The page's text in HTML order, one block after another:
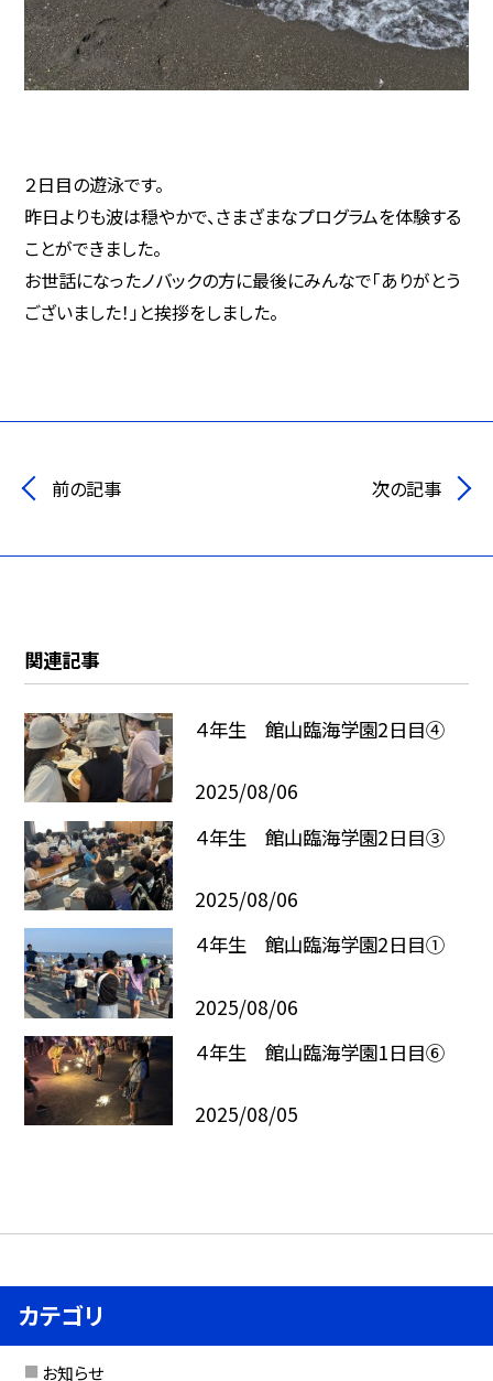
２日目の遊泳です。
昨日よりも波は穏やかで、さまざまなプログラムを体験する
ことができました。
お世話になったノバックの方に最後にみんなで「ありがとう
ございました！」と挨拶をしました。
前の記事 次の記事
関連記事
４年生 館山臨海学園2日目④
2025/08/06
４年生 館山臨海学園2日目③
2025/08/06
４年生 館山臨海学園2日目①
2025/08/06
４年生 館山臨海学園1日目⑥
2025/08/05
カテゴリ
お知らせ